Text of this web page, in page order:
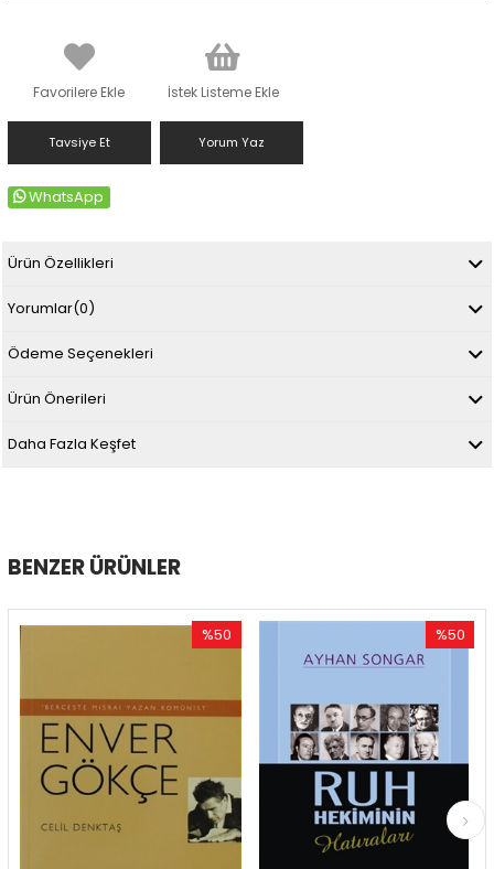
Favorilere Ekle İstek Listeme Ekle
Tavsiye Et Yorum Yaz
WhatsApp
Ürün Özellikleri
Yorumlar(0)
Ödeme Seçenekleri
Ürün Önerileri
Daha Fazla Keşfet
BENZER ÜRÜNLER
%50
İndirim